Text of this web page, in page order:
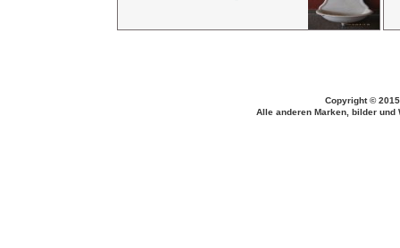
Copyright ©
Alle anderen Marken, bilder und